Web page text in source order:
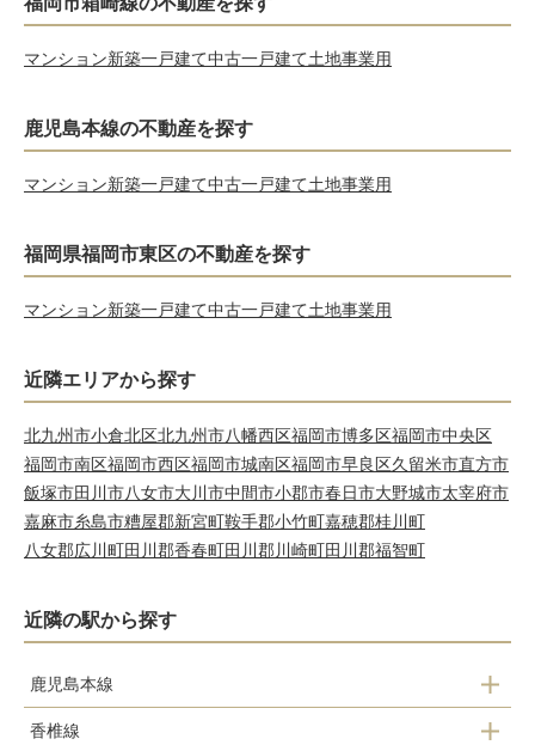
マンション新築一戸建て中古一戸建て土地事業用
鹿児島本線の不動産を探す
マンション新築一戸建て中古一戸建て土地事業用
福岡県福岡市東区の不動産を探す
マンション新築一戸建て中古一戸建て土地事業用
近隣エリアから探す
北九州市小倉北区北九州市八幡西区福岡市博多区福岡市中央区
福岡市南区福岡市西区福岡市城南区福岡市早良区久留米市直方市
飯塚市田川市八女市大川市中間市小郡市春日市大野城市太宰府市
嘉麻市糸島市糟屋郡新宮町鞍手郡小竹町嘉穂郡桂川町
八女郡広川町田川郡香春町田川郡川崎町田川郡福智町
近隣の駅から探す
鹿児島本線
福工大前駅
香椎線